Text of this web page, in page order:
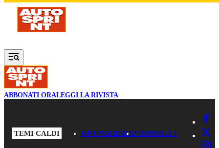
Vai al contenuto principale
ABBONATI ORALEGGI LA RIVISTA
TEMI CALDI GP UNGHERIAFORMULA 1